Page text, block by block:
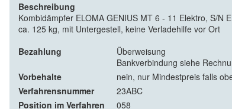
Beschreibung
Kombidämpfer ELOMA GENIUS MT 6 - 11 Elektro, S/
ca. 125 kg, mit Untergestell, keine Verladehilfe vor Ort
Bezahlung
Überweisung
Bankverbindung siehe
Vorbehalte
nein, nur Mindestpreis falls
Verfahrensnummer
23ABC
Position im Verfahren
058